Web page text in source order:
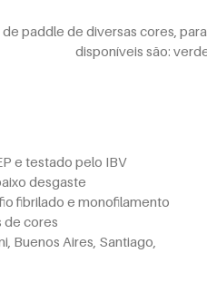
paddle de diversas cores,
disponíveis são:
e testado pelo IBV
desgaste
fibrilado e monofilamento
de cores
Buenos Aires, Santiago,